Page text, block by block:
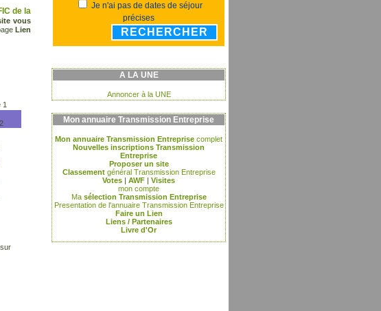
de la
vous
Lien
1
Je n'ai pas de dates de séjour
précises
RECHERCHER
A LA UNE
Annoncer à la UNE
Mon annuaire Transmission Entreprise
Mon annuaire Transmission Entreprise complet
Nouvelles inscriptions Transmission
Entreprise
Proposer un site
Classementgénéral Transmission Entreprise
Votes | AWF | Visites
mon compte
Masélection Transmission Entreprise
Presentation de l'annuaire Transmission Entreprise
Faire un Lien
Liens / Partenaires
Livre d'Or